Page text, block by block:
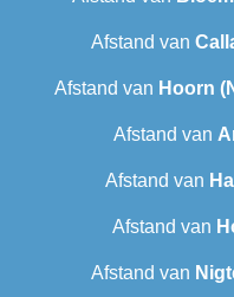
Afstand van
Afstand van Hoorn
Afstand van
Afstand van
Afstand van
Afstand van